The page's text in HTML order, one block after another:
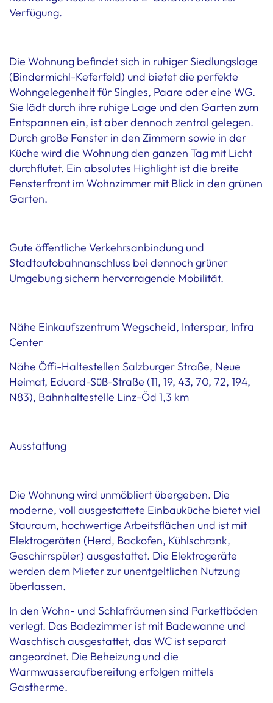
Verfügung.
Die Wohnung befindet sich in ruhiger Siedlungslage
(Bindermichl-Keferfeld) und bietet die perfekte
Wohngelegenheit für Singles, Paare oder eine WG.
Sie lädt durch ihre ruhige Lage und den Garten zum
Entspannen ein, ist aber dennoch zentral gelegen.
Durch große Fenster in den Zimmern sowie in der
Küche wird die Wohnung den ganzen Tag mit Licht
durchflutet. Ein absolutes Highlight ist die breite
Fensterfront im Wohnzimmer mit Blick in den grünen
Garten.
Gute öffentliche Verkehrsanbindung und
Stadtautobahnanschluss bei dennoch grüner
Umgebung sichern hervorragende Mobilität.
Nähe Einkaufszentrum Wegscheid, Interspar, Infra
Center
Nähe Öffi-Haltestellen Salzburger Straße, Neue
Heimat, Eduard-Süß-Straße (11, 19, 43, 70, 72, 194,
N83), Bahnhaltestelle Linz-Öd 1,3 km
Ausstattung
Die Wohnung wird unmöbliert übergeben. Die
moderne, voll ausgestattete Einbauküche bietet viel
Stauraum, hochwertige Arbeitsflächen und ist mit
Elektrogeräten (Herd, Backofen, Kühlschrank,
Geschirrspüler) ausgestattet. Die Elektrogeräte
werden dem Mieter zur unentgeltlichen Nutzung
überlassen.
In den Wohn- und Schlafräumen sind Parkettböden
verlegt. Das Badezimmer ist mit Badewanne und
Waschtisch ausgestattet, das WC ist separat
angeordnet. Die Beheizung und die
Warmwasseraufbereitung erfolgen mittels
Gastherme.